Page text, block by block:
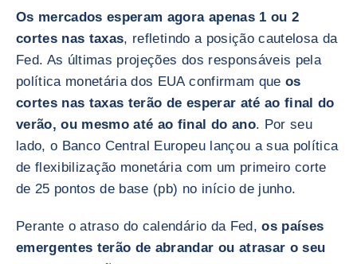
Os mercados esperam agora apenas 1 ou 2
cortes nas taxas, refletindo a posição cautelosa da
Fed. As últimas projeções dos responsáveis pela
política monetária dos EUA confirmam que os
cortes nas taxas terão de esperar até ao final do
verão, ou mesmo até ao final do ano. Por seu
lado, o Banco Central Europeu lançou a sua política
de flexibilização monetária com um primeiro corte
de 25 pontos de base (pb) no início de junho.
Perante o atraso do calendário da Fed,os países
emergentes terão de abrandar ou atrasar o seu